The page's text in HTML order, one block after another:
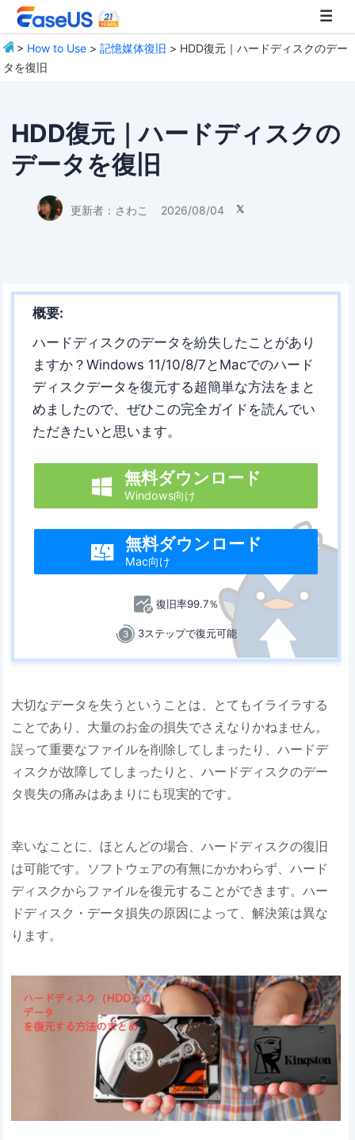
> How to Use >記憶媒体復旧 > HDD復元｜ハードディスクのデー
タを復旧
HDD復元｜ハードディスクの
データを復旧
更新者： さわこ 2026/08/04 
概要:
ハードディスクのデータを紛失したことがあり
ますか？Windows 11/10/8/7とMacでのハード
ディスクデータを復元する超簡単な方法をまと
めましたので、ぜひこの完全ガイドを読んでい
ただきたいと思います。
 無料ダウンロード
Windows向け
 無料ダウンロード
Mac向け
復旧率99.7％
3ステップで復元可能
大切なデータを失うということは、とてもイライラする
ことであり、大量のお金の損失でさえなりかねません。
誤って重要なファイルを削除してしまったり、ハードデ
ィスクが故障してしまったりと、ハードディスクのデー
タ喪失の痛みはあまりにも現実的です。
幸いなことに、ほとんどの場合、ハードディスクの復旧
は可能です。ソフトウェアの有無にかかわらず、ハード
ディスクからファイルを復元することができます。ハー
ドディスク・データ損失の原因によって、解決策は異な
ります。